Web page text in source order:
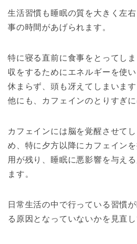
生活習慣も睡眠の質を大きく左
事の時間があげられます。
特に寝る直前に食事をとってし
収をするためにエネルギーを使
休まらず、頭も冴えてしまいます
他にも、カフェインのとりすぎに
カフェインには脳を覚醒させて
め、特に夕方以降にカフェイン
用が残り、睡眠に悪影響を与え
ます。
日常生活の中で行っている習慣
る原因となっていないかを見直し